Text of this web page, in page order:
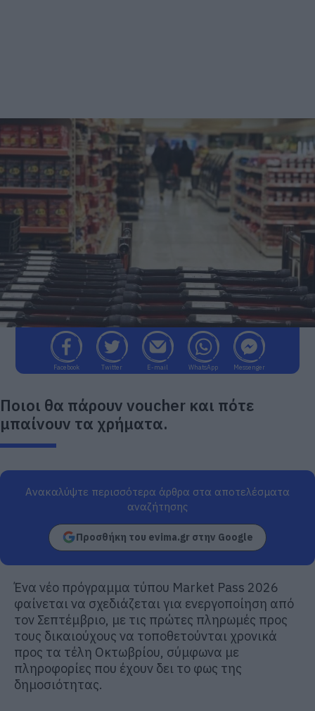
Facebook Twitter E-mail WhatsApp Messenger
Ποιοι θα πάρουν voucher και πότε
μπαίνουν τα χρήματα.
Ανακαλύψτε περισσότερα άρθρα στα αποτελέσματα
αναζήτησης
Προσθήκη του evima.gr στην Google
Ένα νέο πρόγραμμα τύπου Market Pass 2026
φαίνεται να σχεδιάζεται για ενεργοποίηση από
τον Σεπτέμβριο, με τις πρώτες πληρωμές προς
τους δικαιούχους να τοποθετούνται χρονικά
προς τα τέλη Οκτωβρίου, σύμφωνα με
πληροφορίες που έχουν δει το φως της
δημοσιότητας.